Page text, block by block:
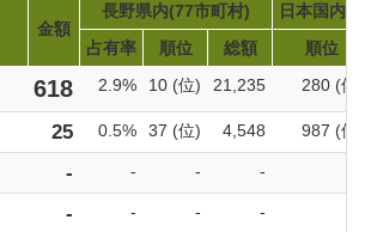
金額
長野県内(77市町村)
日本国内
占有率
順位 総額
順位
618 2.9% 10 (位) 21,235 280 (位)
25 0.5% 37 (位) 4,548 987 (位)
- - - -
- - - -